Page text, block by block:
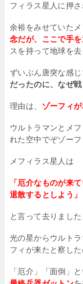
フィラス星人に押さ
余裕をみせていた
念だが、ここで手を
スを持って地球を去
ずいぶん唐突な感じ
だったのに、なぜ
理由は、 ゾーフィ
ウルトラマンとメ
れた空中でぞゾーフ
メフィラス星人は
「厄介なものが来
退散するとしよう」
と言って去りました
光の星からウルト
フィが来たと察した
「厄介」「面倒」